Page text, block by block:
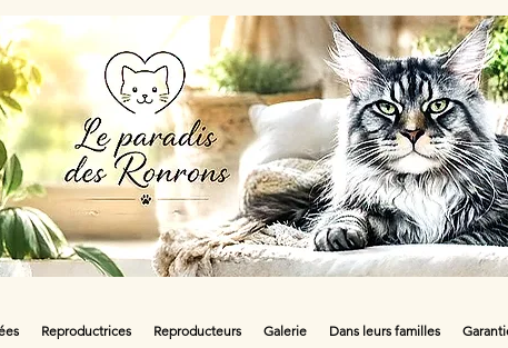
Reproductrices Reproducteurs Galerie Dans leurs familles